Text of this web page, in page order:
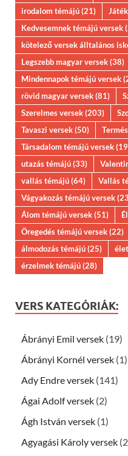
irodalom témájú(21)
Kedvesemnek témájú versek
kötelező versek álltalános
Legszebb magyar versek(38)
Mindennapok témájú versek
rövid magyar versek(81)
Szerelmes versek(203)
Tavaszi versek(50)
Társadalom témájú versek
utazás témájú(33)
vallás témájú(64) Vallás
Vágyakozás témájú versek
Álom témájú versek(51)
Öregedés témájú versek(22)
álmodozás témájú(25)
érzelmek témájú(28)
VERS KATEGÓRIÁK:
Ábrányi Emil versek (19)
Ábrányi Kornél versek (1)
Ady Endre versek (141)
Ágai Adolf versek (2)
Ágh István versek (1)
Agyagási Károly versek